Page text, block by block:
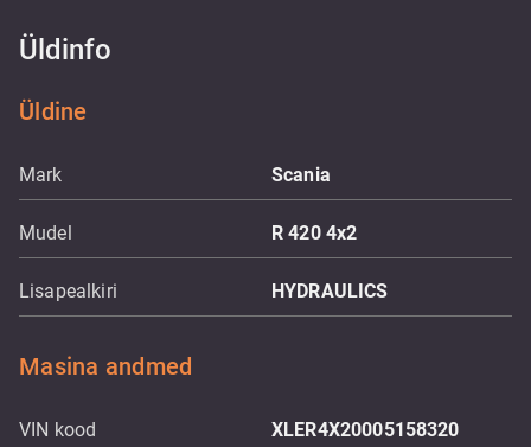
Üldinfo
Üldine
Mark Scania
Mudel R 420 4x2
Lisapealkiri HYDRAULICS
Masina andmed
VIN kood XLER4X20005158320